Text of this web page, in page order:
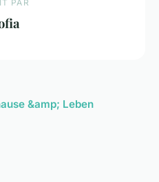
PAR
&amp; Leben